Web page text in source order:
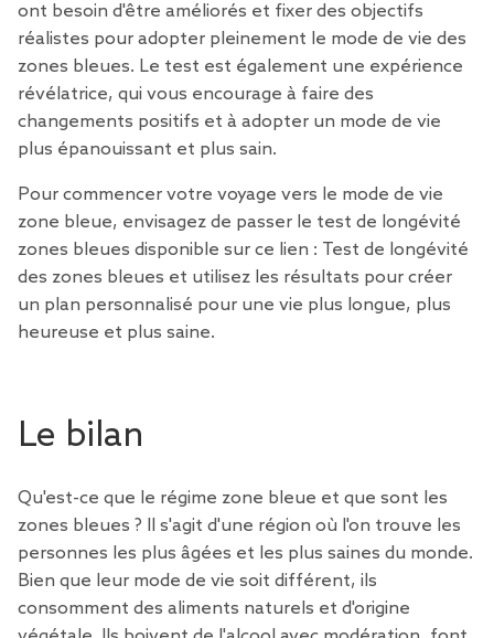
ont besoin d'être améliorés et fixer des objectifs
réalistes pour adopter pleinement le mode de vie des
zones bleues. Le test est également une expérience
révélatrice, qui vous encourage à faire des
changements positifs et à adopter un mode de vie
plus épanouissant et plus sain.
Pour commencer votre voyage vers le mode de vie
zone bleue, envisagez de passer le test de longévité
zones bleues disponible sur ce lien : Test de longévité
des zones bleues et utilisez les résultats pour créer
un plan personnalisé pour une vie plus longue, plus
heureuse et plus saine.
Le bilan
Qu'est-ce que le régime zone bleue et que sont les
zones bleues ? Il s'agit d'une région où l'on trouve les
personnes les plus âgées et les plus saines du monde.
Bien que leur mode de vie soit différent, ils
consomment des aliments naturels et d'origine